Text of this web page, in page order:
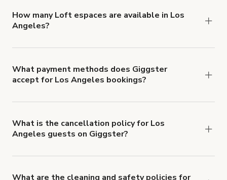
click 'Filters' to look for something specific.
How many Loft espaces are available in Los
Angeles?
What payment methods does Giggster
accept for Los Angeles bookings?
What is the cancellation policy for Los
Angeles guests on Giggster?
cancellation and refund policy
What are the cleaning and safety policies for